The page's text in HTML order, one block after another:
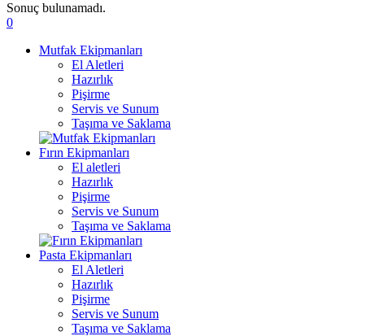
Sonuç bulunamadı.
0
Mutfak Ekipmanları
El Aletleri
Hazırlık
Pişirme
Servis ve Sunum
Taşıma ve Saklama
Fırın Ekipmanları
El aletleri
Hazırlık
Pişirme
Servis ve Sunum
Taşıma ve Saklama
Pasta Ekipmanları
El Aletleri
Hazırlık
Pişirme
Servis ve Sunum
Taşıma ve Saklama